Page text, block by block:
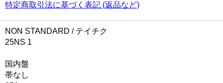
特定商取引法に基づく表記 (返品など)
NON STANDARD / テイチク
25NS 1
国内盤
帯なし